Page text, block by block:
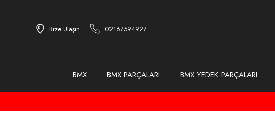
Bize Ulaşın 02167594927
BMX BMX PARÇALARI BMX YEDEK PARÇALARI